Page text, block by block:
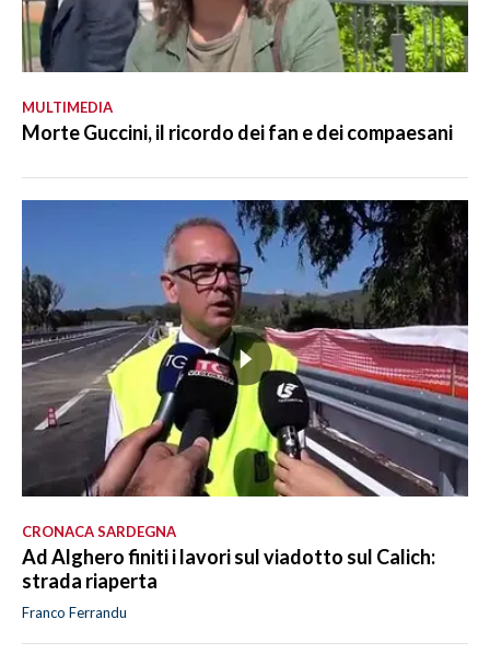
MULTIMEDIA
Morte Guccini, il ricordo dei fan e dei compaesani
CRONACA SARDEGNA
Ad Alghero finiti i lavori sul viadotto sul Calich:
strada riaperta
Franco Ferrandu